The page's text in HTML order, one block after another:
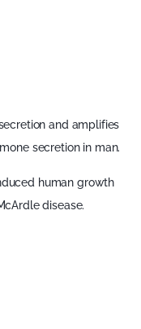
and amplifies
secretion in man.
human growth
disease.